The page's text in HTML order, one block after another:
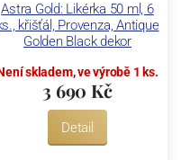
Astra Gold: Likérka 50 ml, 6
křišťál, Provenza, Antique
Golden Black dekor
skladem, ve výrobě 1 ks.
3 690 Kč
Detail